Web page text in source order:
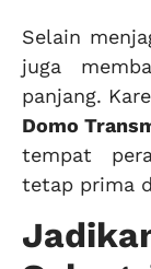
Selain
juga
panjang.
Domo
tempat
tetap prima